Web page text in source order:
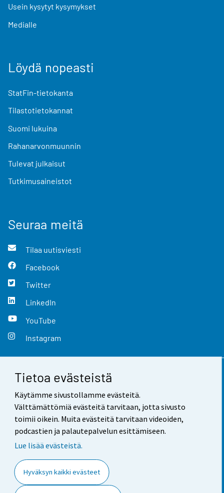
Tietoa evästeistä
Käytämme sivustollamme evästeitä.
Välttämättömiä evästeitä tarvitaan, jotta sivusto
toimii oikein. Muita evästeitä tarvitaan videoiden,
podcastien ja palautepalvelun esittämiseen.
Lue lisää evästeistä.
Hyväksyn kaikki evästeet
Usein kysytyt kysymykset
Medialle
Löydä nopeasti
StatFin-tietokanta
Tilastotietokannat
Suomi lukuina
Rahanarvonmuunnin
Tulevat julkaisut
Tutkimusaineistot
Seuraa meitä
Tilaa uutisviesti
Facebook
Twitter
LinkedIn
YouTube
Instagram
Yhteystiedot
Palaute
Käyttöehdot
Saavutettavuus
Tietoa sivustosta